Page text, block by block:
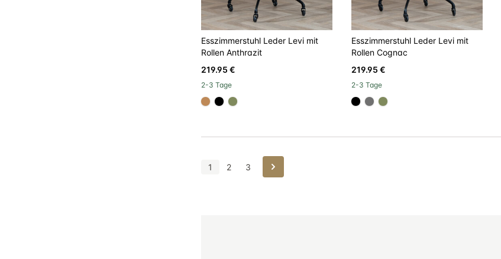
Esszimmerstuhl Leder Levi mit
Rollen Anthrazit
219.95 €
2-3 Tage
#be8957
#000000
#808a5d
Esszimmerstuhl Leder Levi mit
Rollen Cognac
219.95 €
2-3 Tage
#000000
#707070
#808a5d
1 2 3 Weiter